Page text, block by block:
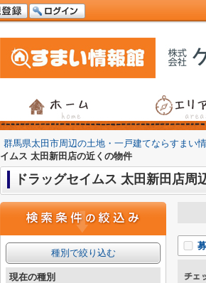
群馬県太田市周辺の土地・一戸建てならすまい
イムス 太田新田店の近くの物件
ドラッグセイムス 太田新田店周
種別で絞り込む
現在の種別